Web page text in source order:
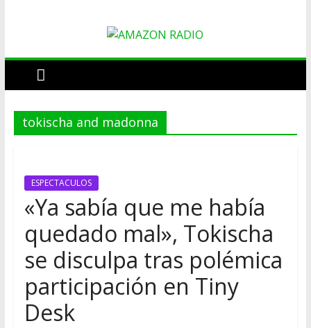
AMAZON
RADIO
ESTACIÓN
FUTURO
tokischa and madonna
ESPECTACULOS
«Ya sabía que me había
quedado mal», Tokischa
se disculpa tras polémica
participación en Tiny
Desk